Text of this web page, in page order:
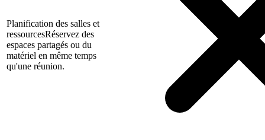
Planification des salles et
ressourcesRéservez des
espaces partagés ou du
matériel en même temps
qu'une réunion.